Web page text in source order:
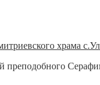
храма